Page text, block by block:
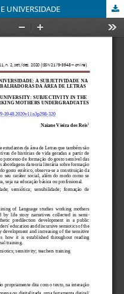
UNIVERSIDADE